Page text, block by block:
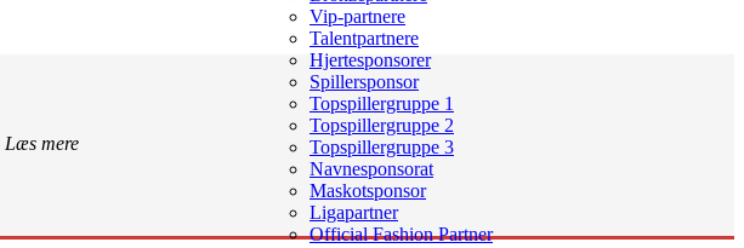
Vip-partnere
Talentpartnere
Hjertesponsorer
Spillersponsor
Topspillergruppe 1
Topspillergruppe 2
Topspillergruppe 3
Navnesponsorat
Maskotsponsor
Ligapartner
Official Fashion Partner
Læs mere